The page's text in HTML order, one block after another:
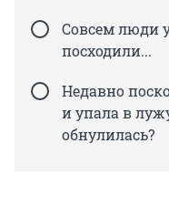
Совсем люди
посходили...
Недавно
и упала в
обнулилась?